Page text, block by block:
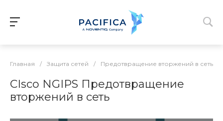
Главная / Защита сетей / Предотвращение вторжений в сеть
CIsco NGIPS Предотвращение
вторжений в сеть